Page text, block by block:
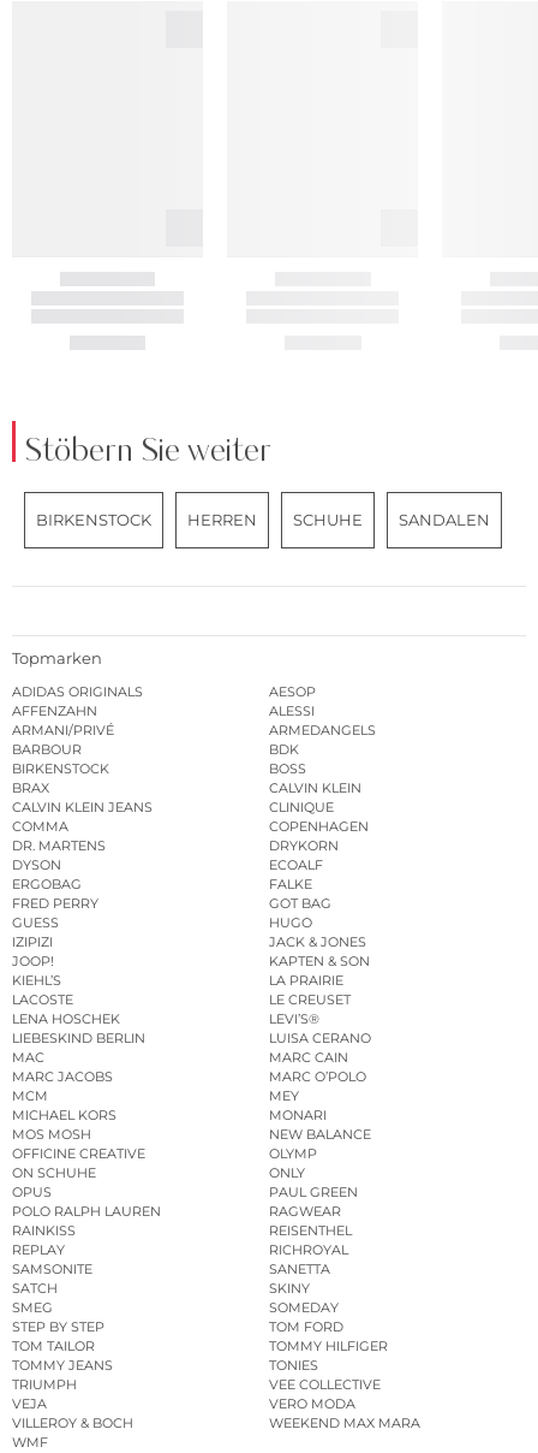
Stöbern Sie weiter
BIRKENSTOCK HERREN SCHUHE SANDALEN
Topmarken
ADIDAS ORIGINALS
AESOP
AFFENZAHN
ALESSI
ARMANI/PRIVÉ
ARMEDANGELS
BARBOUR
BDK
BIRKENSTOCK
BOSS
BRAX
CALVIN KLEIN
CALVIN KLEIN JEANS
CLINIQUE
COMMA
COPENHAGEN
DR. MARTENS
DRYKORN
DYSON
ECOALF
ERGOBAG
FALKE
FRED PERRY
GOT BAG
GUESS
HUGO
IZIPIZI
JACK & JONES
JOOP!
KAPTEN & SON
KIEHL’S
LA PRAIRIE
LACOSTE
LE CREUSET
LENA HOSCHEK
LEVI’S®
LIEBESKIND BERLIN
LUISA CERANO
MAC
MARC CAIN
MARC JACOBS
MARC O’POLO
MCM
MEY
MICHAEL KORS
MONARI
MOS MOSH
NEW BALANCE
OFFICINE CREATIVE
OLYMP
ON SCHUHE
ONLY
OPUS
PAUL GREEN
POLO RALPH LAUREN
RAGWEAR
RAINKISS
REISENTHEL
REPLAY
RICHROYAL
SAMSONITE
SANETTA
SATCH
SKINY
SMEG
SOMEDAY
STEP BY STEP
TOM FORD
TOM TAILOR
TOMMY HILFIGER
TOMMY JEANS
TONIES
TRIUMPH
VEE COLLECTIVE
VEJA
VERO MODA
VILLEROY & BOCH
WEEKEND MAX MARA
WMF